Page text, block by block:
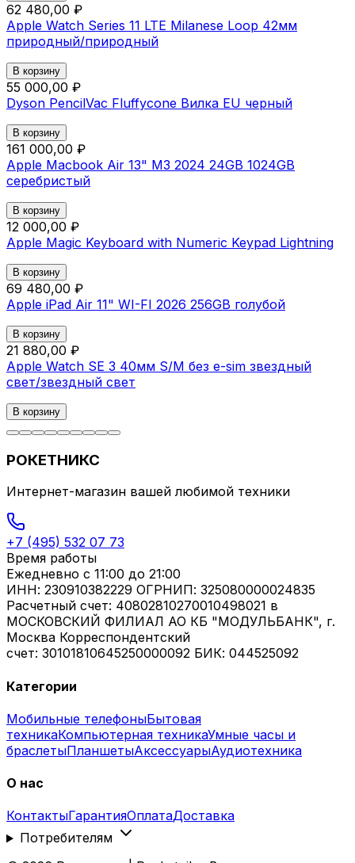
62 480,00 ₽
Apple Watch Series 11 LTE Milanese Loop 42мм
природный/природный
В корзину
55 000,00 ₽
Dyson PencilVac Fluffycone Вилка EU черный
В корзину
161 000,00 ₽
Apple Macbook Air 13" M3 2024 24GB 1024GB
серебристый
В корзину
12 000,00 ₽
Apple Magic Keyboard with Numeric Keypad Lightning
В корзину
69 480,00 ₽
Apple iPad Air 11" WI-FI 2026 256GB голубой
В корзину
21 880,00 ₽
Apple Watch SE 3 40мм S/M без e-sim звездный
свет/звездный свет
В корзину
РОКЕТНИКС
Интернет-магазин вашей любимой техники
+7 (495) 532 07 73
Время работы
Ежедневно с 11:00 до 21:00
ИНН: 230910382229 ОГРНИП: 325080000024835
Расчетный счет: 40802810270010498021 в
МОСКОВСКИЙ ФИЛИАЛ АО КБ "МОДУЛЬБАНК", г.
Москва Корреспондентский
счет: 30101810645250000092 БИК: 044525092
Категории
Мобильные телефоныБытовая
техникаКомпьютерная техникаУмные часы и
браслетыПланшетыАксессуарыАудиотехника
О нас
КонтактыГарантияОплатаДоставка
Потребителям